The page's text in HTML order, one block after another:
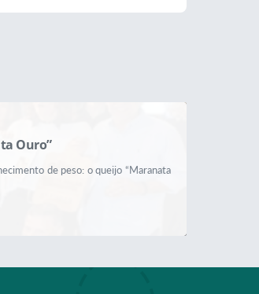
Ouro”
de peso: o queijo “Maranata